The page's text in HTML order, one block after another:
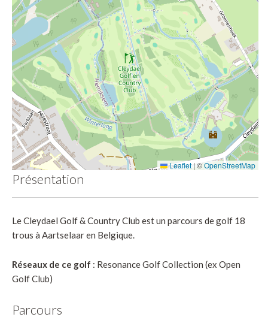
Leaflet | ©OpenStreetMap
Présentation
Le Cleydael Golf & Country Club est un parcours de golf 18
trous à Aartselaar en Belgique.
Réseaux de ce golf : Resonance Golf Collection (ex Open
Golf Club)
Parcours